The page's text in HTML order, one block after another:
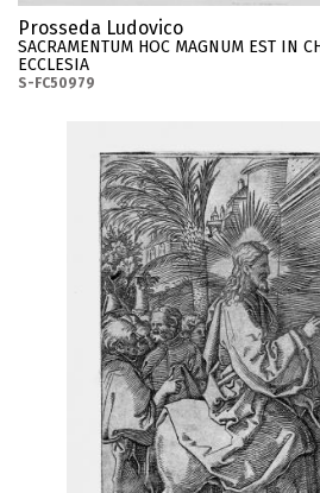
Prosseda Ludovico
SACRAMENTUM HOC MAGNUM EST IN
ECCLESIA
S-FC50979